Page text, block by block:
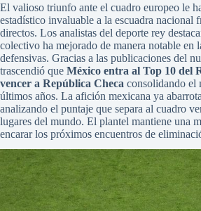
El valioso triunfo ante el cuadro europeo le
estadístico invaluable a la escuadra nacional
directos. Los analistas del deporte rey
colectivo ha mejorado de manera notable en
defensivas. Gracias a las publicaciones del
trascendió que México entra al Top 10 del
vencer a República Checa consolidando el
últimos años. La afición mexicana ya
analizando el puntaje que separa al cuadro
lugares del mundo. El plantel mantiene una
encarar los próximos encuentros de